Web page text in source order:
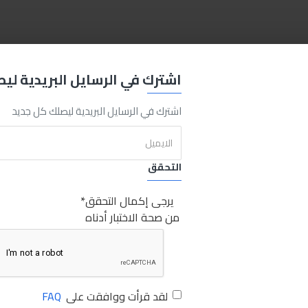
اشترك في الرسايل البريدية
اشترك في الرسايل البريدية ليصلك كل جديد
التحقق
يرجى إكمال التحقق
من صحة الاختبار أدناه
لقد قرأت ووافقت على FAQ